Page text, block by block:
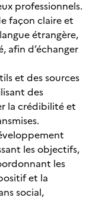
professionnels.
façon claire et
étrangère,
afin d’échanger
et des sources
des
la crédibilité et
les objectifs,
les
et la
social,